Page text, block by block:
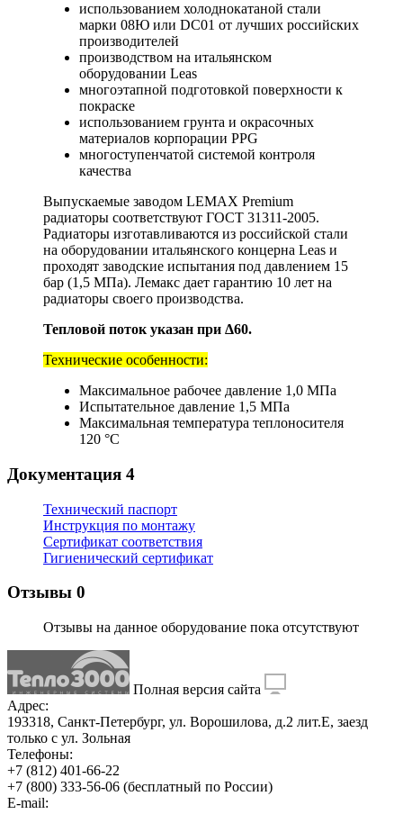
использованием холоднокатаной стали
марки 08Ю или DC01 от лучших российских
производителей
производством на итальянском
оборудовании Leas
многоэтапной подготовкой поверхности к
покраске
использованием грунта и окрасочных
материалов корпорации PPG
многоступенчатой системой контроля
качества
Выпускаемые заводом LEMAX Premium
радиаторы соответствуют ГОСТ 31311-2005.
Радиаторы изготавливаются из российской стали
на оборудовании итальянского концерна Leas и
проходят заводские испытания под давлением 15
бар (1,5 МПа). Лемакс дает гарантию 10 лет на
радиаторы своего производства.
Тепловой поток указан при Δ60.
Технические особенности:
Максимальное рабочее давление 1,0 МПа
Испытательное давление 1,5 МПа
Максимальная температура теплоносителя
120 °С
Документация 4
Технический паспорт
Инструкция по монтажу
Сертификат соответствия
Гигиенический сертификат
Отзывы 0
Отзывы на данное оборудование пока отсутствуют
Полная версия сайта
Адрес:
193318, Санкт-Петербург, ул. Ворошилова, д.2 лит.Е, заезд
только с ул. Зольная
Телефоны:
+7 (812) 401-66-22
+7 (800) 333-56-06 (бесплатный по России)
E-mail: